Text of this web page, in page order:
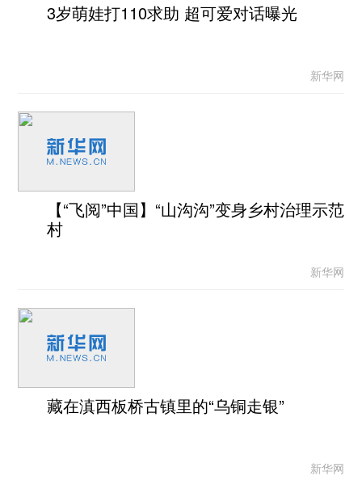
3岁萌娃打110求助 超可爱对话曝光
新华网
【“飞阅”中国】“山沟沟”变身乡村治理示范
村
新华网
藏在滇西板桥古镇里的“乌铜走银”
新华网